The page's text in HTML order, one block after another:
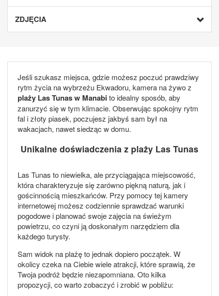
ZDJĘCIA
Jeśli szukasz miejsca, gdzie możesz poczuć prawdziwy
rytm życia na wybrzeżu Ekwadoru, kamera na żywo z
plaży Las Tunas w Manabito idealny sposób, aby
zanurzyć się w tym klimacie. Obserwując spokojny rytm
fal i złoty piasek, poczujesz jakbyś sam był na
wakacjach, nawet siedząc w domu.
Unikalne doświadczenia z plaży Las Tunas
Las Tunas to niewielka, ale przyciągająca miejscowość,
która charakteryzuje się zarówno piękną naturą, jak i
gościnnością mieszkańców. Przy pomocy tej kamery
internetowej możesz codziennie sprawdzać warunki
pogodowe i planować swoje zajęcia na świeżym
powietrzu, co czyni ją doskonałym narzędziem dla
każdego turysty.
Sam widok na plażę to jednak dopiero początek. W
okolicy czeka na Ciebie wiele atrakcji, które sprawią, że
Twoja podróż będzie niezapomniana. Oto kilka
propozycji, co warto zobaczyć i zrobić w pobliżu: